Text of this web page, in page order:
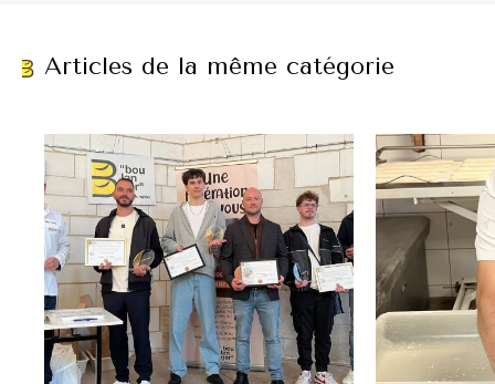
Articles de la même catégorie